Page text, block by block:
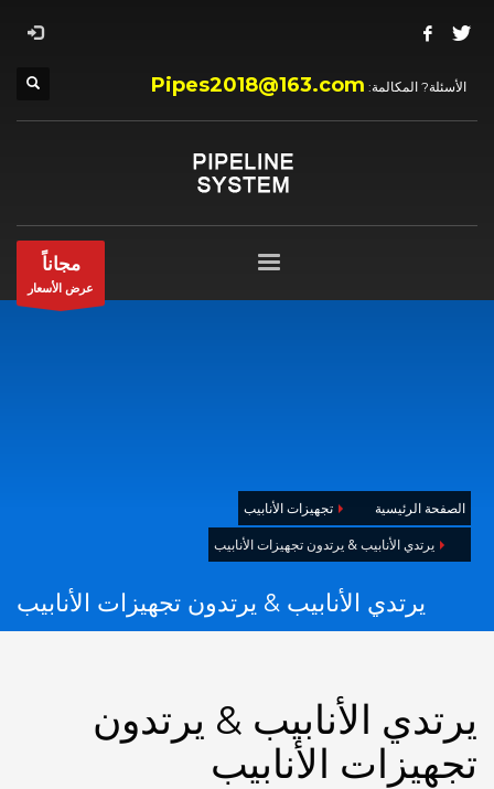
الأسئلة? المكالمة: Pipes2018@163.com
مجاناً
عرض الأسعار
الصفحة الرئيسية
تجهيزات الأنابيب
يرتدي الأنابيب & يرتدون تجهيزات الأنابيب
يرتدي الأنابيب & يرتدون تجهيزات الأنابيب
يرتدي الأنابيب & يرتدون
تجهيزات الأنابيب